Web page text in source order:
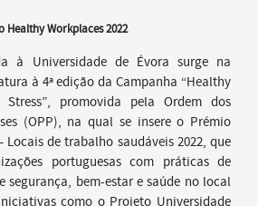
Healthy Workplaces 2022
à Universidade de Évora surge na
à 4ª edição da Campanha “Healthy
Stress”, promovida pela Ordem dos
(OPP), na qual se insere o Prémio
Locais de trabalho saudáveis 2022, que
portuguesas com práticas de
segurança, bem-estar e saúde no local
como o Projeto Universidade